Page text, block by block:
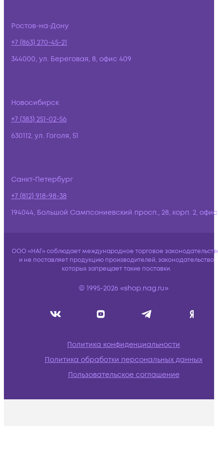
Ростов-на-Дону
+7 (863) 270-45-21
344000, ул. Береговая, 8, офис 409
Новосибирск
+7 (383) 251-02-56
630112, ул. Гоголя, 51
Санкт-Петербург
+7 (812) 918-98-38
194044, Большой Сампсониевский просп., 28, корп. 2,
ООО «НАГ» соблюдает международное торговое
и не поставляет продукцию производителей, законодательство
которых запрещает такие поставки.
© 1995-2026 «shop.nag.ru»
Политика конфиденциальности
Политика обработки персональных данных
Пользовательское соглашение